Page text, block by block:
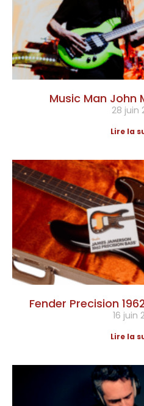
Music Man John
28 juin
Lire la
Fender Precision
16 juin
Lire la